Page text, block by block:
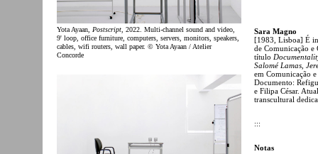
Yota Ayaan, Postscript , 2022. Multi-channel sound and video,
9' loop, office furniture, computers, servers, monitors, speakers,
cables, wifi routers, wall paper. © Yota Ayaan / Atelier
Concorde
Sara Magno
[1983, Lisboa] É
de Comunicação e
título
Salomé Lamas,
em Comunicação
Documento:
e Filipa César.
transcultural
:::
Notas